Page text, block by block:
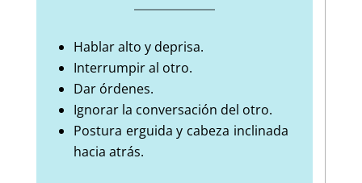
Hablar alto y deprisa.
Interrumpir al otro.
Dar órdenes.
Ignorar la conversación del otro.
Postura erguida y cabeza inclinada
hacia atrás.